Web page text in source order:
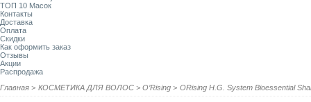
ТОП 10 Масок
Контакты
Доставка
Оплата
Скидки
Как оформить заказ
Отзывы
Акции
Распродажа
Главная > КОСМЕТИКА ДЛЯ ВОЛОС > O’Rising > ORising H.G. System Bioessential